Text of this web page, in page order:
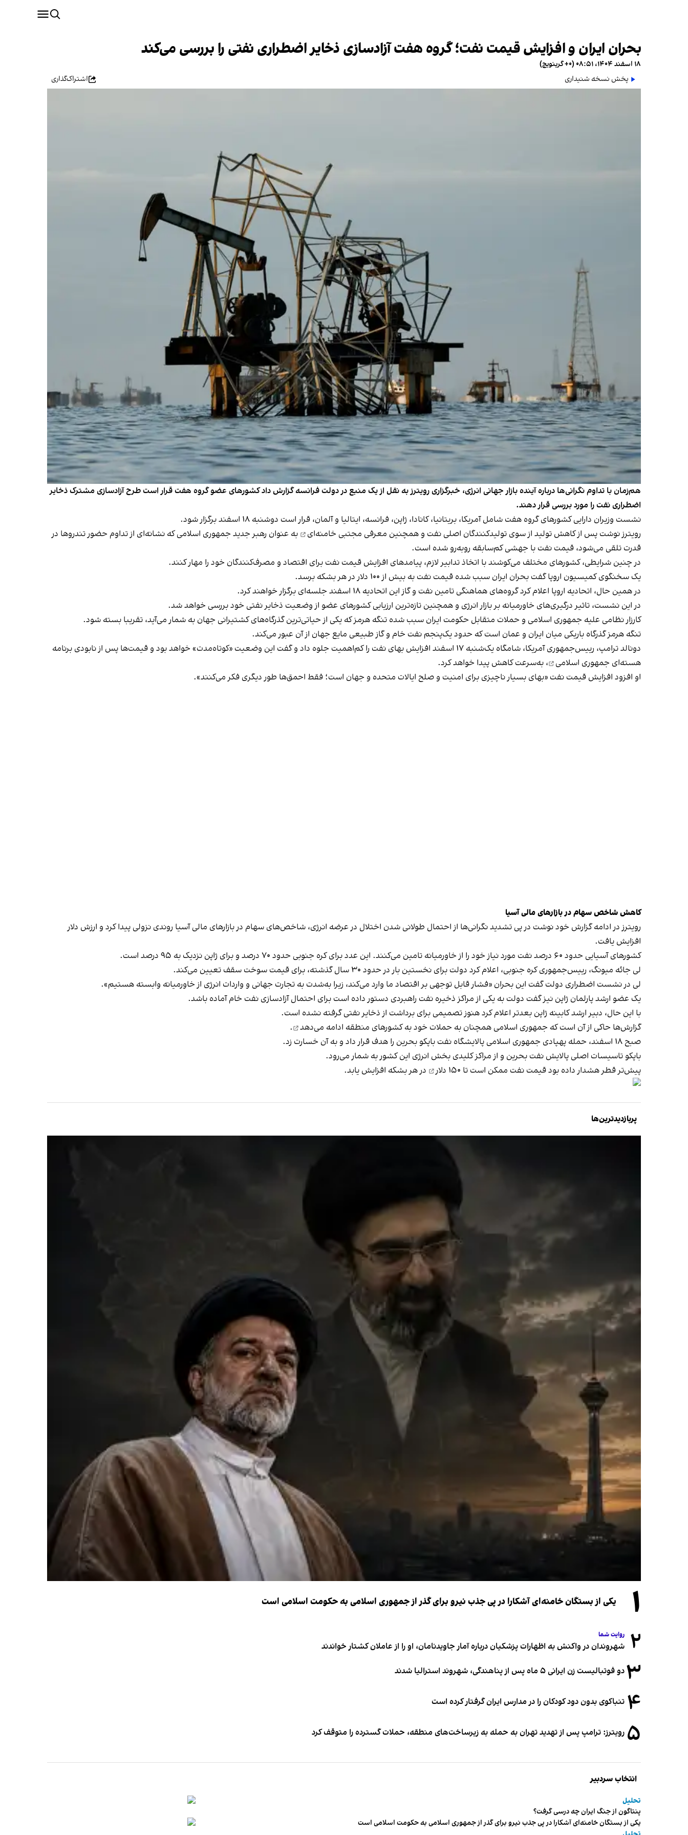
بحران ایران و افزایش قیمت نفت؛ گروه هفت آزادسازی ذخایر اضطراری نفتی را بررسی می‌کند
۱۸ اسفند ۱۴۰۴، ۰۸:۵۱ (‎+۰ گرینویچ)
پخش نسخه شنیداری
اشتراک‌گذاری
هم‌زمان با تداوم نگرانی‌ها درباره آینده بازار جهانی انرژی، خبرگزاری رویترز به نقل از یک منبع در دولت فرانسه گزارش داد کشورهای عضو گروه هفت قرار است طرح آزادسازی مشترک ذخایر
اضطراری نفت را مورد بررسی قرار دهند.
نشست وزیران دارایی کشورهای گروه هفت شامل آمریکا، بریتانیا، کانادا، ژاپن، فرانسه، ایتالیا و آلمان، قرار است دوشنبه ۱۸ اسفند برگزار شود.
رویترز نوشت پس از کاهش تولید از سوی تولیدکنندگان اصلی نفت و همچنین معرفی مجتبی خامنه‌ای
به عنوان رهبر جدید جمهوری اسلامی که نشانه‌ای از تداوم حضور تندروها در
قدرت تلقی می‌شود، قیمت نفت با جهشی کم‌سابقه روبه‌رو شده است.
در چنین شرایطی، کشورهای مختلف می‌کوشند با اتخاذ تدابیر لازم، پیامدهای افزایش قیمت نفت برای اقتصاد و مصرف‌کنندگان خود را مهار کنند.
یک سخنگوی کمیسیون اروپا گفت بحران ایران سبب شده قیمت نفت به بیش از ۱۰۰ دلار در هر بشکه برسد.
‫در همین حال، اتحادیه اروپا اعلام کرد گروه‌های هماهنگی تامین نفت و گاز این اتحادیه ۱۸ اسفند جلسه‌ای برگزار خواهند کرد.
در این نشست، تاثیر درگیری‌های خاورمیانه بر بازار انرژی و همچنین تازه‌ترین ارزیابی کشورهای عضو از وضعیت ذخایر نفتی خود بررسی خواهد شد.
کارزار نظامی علیه جمهوری اسلامی و حملات متقابل حکومت ایران سبب شده تنگه هرمز که یکی از حیاتی‌ترین گذرگاه‌های کشتیرانی جهان به شمار می‌آید، تقریبا بسته شود.
تنگه هرمز گذرگاه باریکی میان ایران و عمان است که حدود یک‌پنجم نفت خام و گاز طبیعی مایع جهان از آن عبور می‌کند.
دونالد ترامپ، رییس‌جمهوری آمریکا، شامگاه یک‌شنبه ۱۷ اسفند افزایش بهای نفت را کم‌اهمیت جلوه داد و گفت این وضعیت «کوتاه‌مدت» خواهد بود و قیمت‌ها پس از نابودی
برنامه
هسته‌ای جمهوری اسلامی
، به‌سرعت کاهش پیدا خواهد کرد.
او افزود افزایش قیمت نفت «بهای بسیار ناچیزی برای امنیت و صلح ایالات متحده و جهان است؛ فقط احمق‌ها طور دیگری فکر می‌کنند».
کاهش شاخص سهام در بازارهای مالی آسیا
رویترز در ادامه گزارش خود نوشت در پی تشدید نگرانی‌ها از احتمال طولانی شدن اختلال در عرضه انرژی، شاخص‌های سهام ‫در بازارهای مالی آسیا روندی نزولی پیدا کرد و ارزش دلار
افزایش یافت.
کشورهای آسیایی حدود ۶۰ درصد نفت مورد نیاز خود را از خاورمیانه تامین می‌کنند. این عدد برای کره جنوبی حدود ۷۰ درصد و برای ژاپن نزدیک به ۹۵ درصد است.
لی جائه میونگ، رییس‌جمهوری کره جنوبی، اعلام کرد دولت برای نخستین ‌بار در حدود ۳۰ سال گذشته، برای قیمت سوخت سقف تعیین می‌کند.
‫لی در نشست اضطراری دولت گفت این بحران «فشار قابل توجهی بر اقتصاد ما وارد می‌کند، زیرا به‌شدت به تجارت جهانی و واردات انرژی از خاورمیانه وابسته هستیم».
یک عضو ارشد پارلمان ژاپن نیز گفت دولت به یکی از مراکز ذخیره نفت راهبردی دستور داده است برای احتمال آزادسازی نفت خام آماده باشد.
با این حال، دبیر ارشد کابینه ژاپن بعدتر اعلام کرد هنوز تصمیمی برای برداشت از ذخایر نفتی گرفته نشده است.
گزارش‌ها حاکی از آن است که جمهوری اسلامی همچنان به حملات خود به کشورهای منطقه ادامه می‌دهد
.
صبح ۱۸ اسفند، حمله پهپادی جمهوری اسلامی پالایشگاه نفت باپکو بحرین را هدف قرار داد و به آن خسارت زد.
باپکو تاسیسات اصلی پالایش نفت بحرین و از مراکز کلیدی بخش انرژی این کشور به شمار می‌رود.
پیش‌تر قطر هشدار داده بود قیمت نفت ممکن است تا ۱۵۰ دلار در هر بشکه افزایش یابد.
پربازدیدترین‌ها
۱ یکی از بستگان خامنه‌ای آشکارا در پی جذب نیرو برای گذر از جمهوری اسلامی به حکومت اسلامی است
۲ روایت شما
شهروندان در واکنش به اظهارات پزشکیان درباره آمار جاویدنامان، او را از عاملان کشتار خواندند
۳دو فوتبالیست زن ایرانی ۵ ماه پس از پناهندگی، شهروند استرالیا شدند
۴ تنباکوی بدون دود کودکان را در مدارس ایران گرفتار کرده است
۵ رویترز: ترامپ پس از تهدید تهران به حمله به زیرساخت‌های منطقه، حملات گسترده را متوقف کرد
انتخاب سردبیر
تحلیل
پنتاگون از جنگ ایران چه درسی گرفت؟
یکی از بستگان خامنه‌ای آشکارا در پی جذب نیرو برای گذر از جمهوری اسلامی به حکومت اسلامی است